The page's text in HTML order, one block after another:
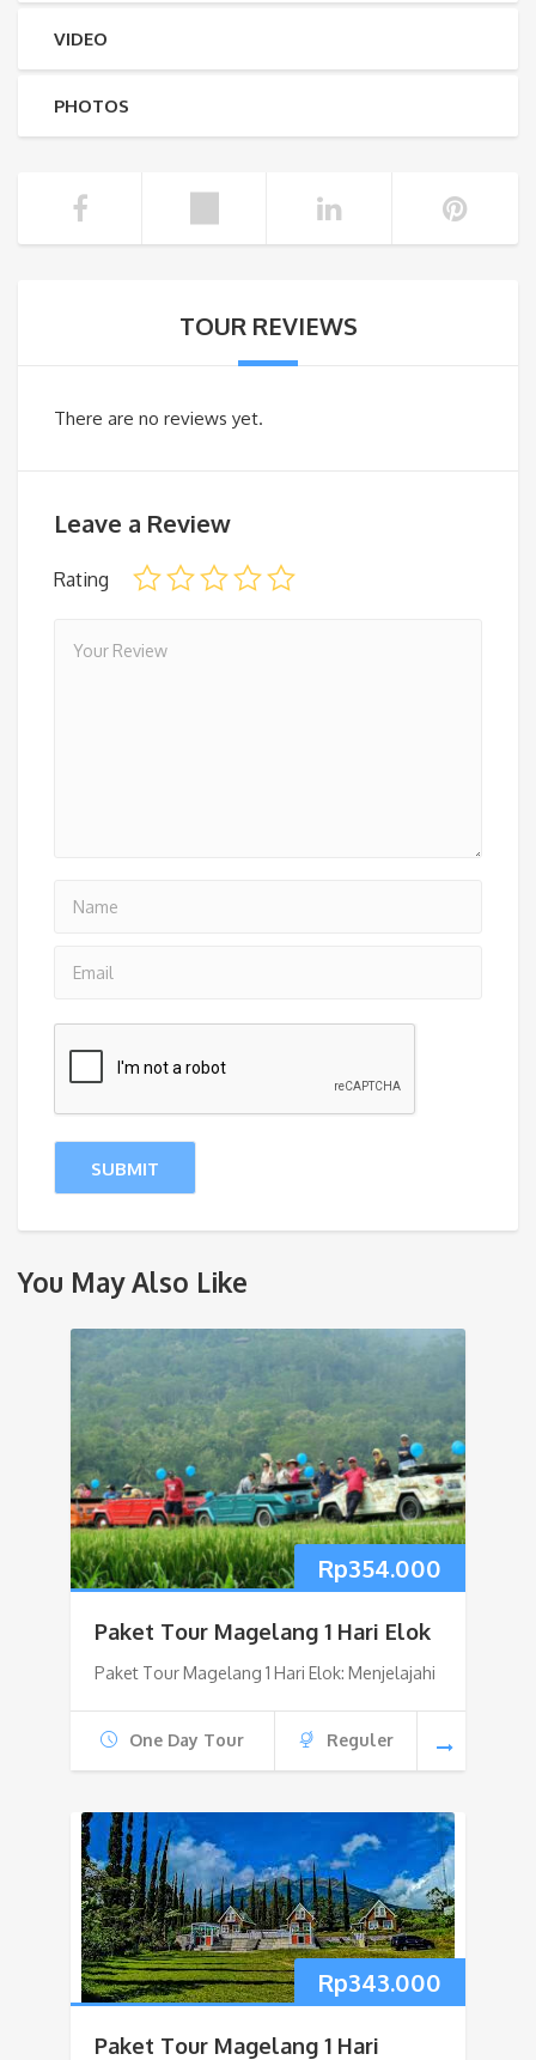
VIDEO
PHOTOS
TOUR REVIEWS
There are no reviews yet.
Leave a Review
Rating
You May Also Like
Rp354.000
Paket Tour Magelang 1 Hari Elok
Paket Tour Magelang 1 Hari Elok: Menjelajahi
One Day Tour Reguler
Rp343.000
Paket Tour Magelang 1 Hari